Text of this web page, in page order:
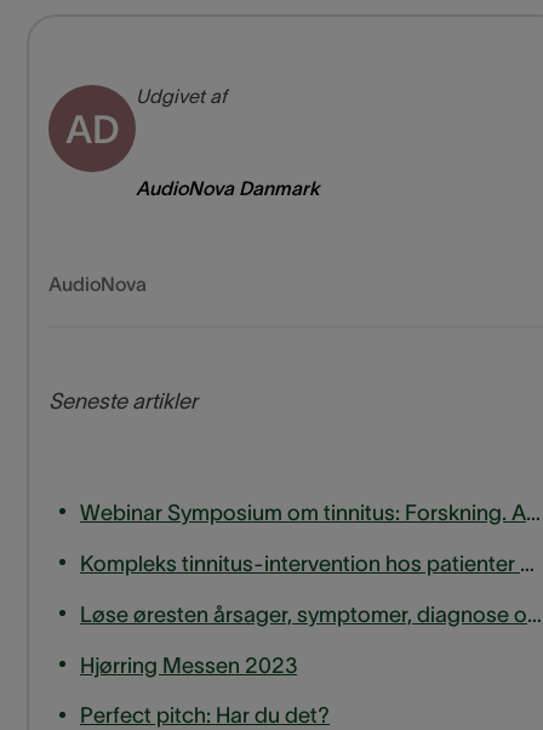
AD
Udgivet af
AudioNova Danmark
AudioNova
Seneste artikler
Webinar Symposium om tinnitus: Forskning. Anvendelighed. Bedste praksis.
Kompleks tinnitus-intervention hos patienter med svær til meget svær hørenedsættelse
Løse øresten årsager, symptomer, diagnose og behandling
Hjørring Messen 2023
Perfect pitch: Har du det?